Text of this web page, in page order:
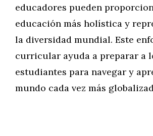
educadores pueden
educación más holística y
la diversidad mundial. Este
curricular ayuda a preparar a
estudiantes para navegar y
mundo cada vez más